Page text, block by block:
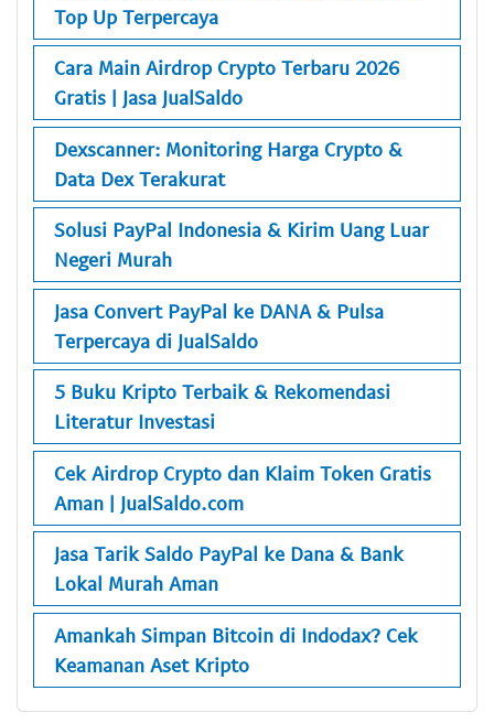
Top Up Terpercaya
Cara Main Airdrop Crypto Terbaru 2026
Gratis | Jasa JualSaldo
Dexscanner: Monitoring Harga Crypto &
Data Dex Terakurat
Solusi PayPal Indonesia & Kirim Uang Luar
Negeri Murah
Jasa Convert PayPal ke DANA & Pulsa
Terpercaya di JualSaldo
5 Buku Kripto Terbaik & Rekomendasi
Literatur Investasi
Cek Airdrop Crypto dan Klaim Token Gratis
Aman | JualSaldo.com
Jasa Tarik Saldo PayPal ke Dana & Bank
Lokal Murah Aman
Amankah Simpan Bitcoin di Indodax? Cek
Keamanan Aset Kripto